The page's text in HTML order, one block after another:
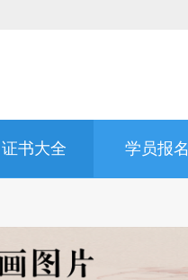
证书大全 学员报名